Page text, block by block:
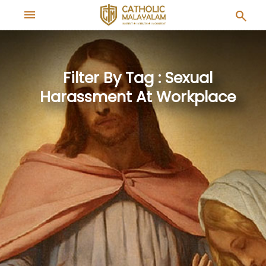
menu search
Filter By Tag : Sexual
Harassment At Workplace